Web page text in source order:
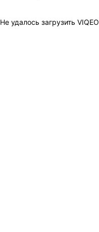
Не удалось загрузить VIQEO